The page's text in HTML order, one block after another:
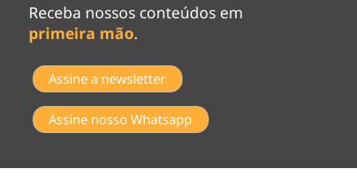
Receba nossos conteúdos em
primeira mão.
Assine a newsletter
Assine nosso Whatsapp